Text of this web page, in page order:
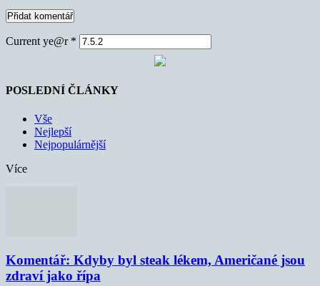
Current ye@r *
POSLEDNÍ ČLÁNKY
Vše
Nejlepší
Nejpopulárnější
Více
Komentář: Kdyby byl steak lékem, Američané jsou
zdraví jako řípa